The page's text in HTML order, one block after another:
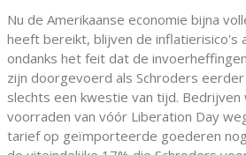
Nu de Amerikaanse economie bijna
heeft bereikt, blijven de inflatierisico's
ondanks het feit dat de
zijn doorgevoerd als Schroders
slechts een kwestie van tijd.
voorraden van vóór Liberation Day
tarief op geïmporteerde goederen